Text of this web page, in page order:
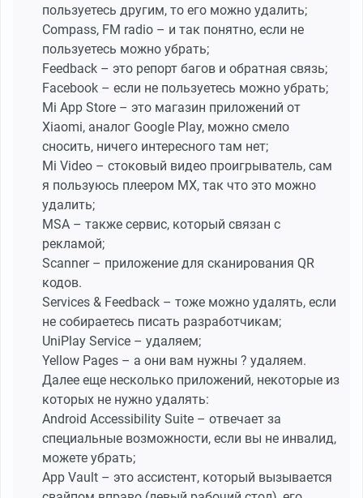
пользуетесь другим, то его можно удалить;
Compass, FM radio – и так понятно, если не
пользуетесь можно убрать;
Feedback – это репорт багов и обратная связь;
Facebook – если не пользуетесь можно убрать;
Mi App Store – это магазин приложений от
Xiaomi, аналог Google Play, можно смело
сносить, ничего интересного там нет;
Mi Video – стоковый видео проигрыватель, сам
я пользуюсь плеером MX, так что это можно
удалить;
MSA – также сервис, который связан с
рекламой;
Scanner – приложение для сканирования QR
кодов.
Services & Feedback – тоже можно удалять, если
не собираетесь писать разработчикам;
UniPlay Service – удаляем;
Yellow Pages – а они вам нужны ? удаляем.
Далее еще несколько приложений, некоторые из
которых не нужно удалять:
Android Accessibility Suite – отвечает за
специальные возможности, если вы не инвалид,
можете убрать;
App Vault – это ассистент, который вызывается